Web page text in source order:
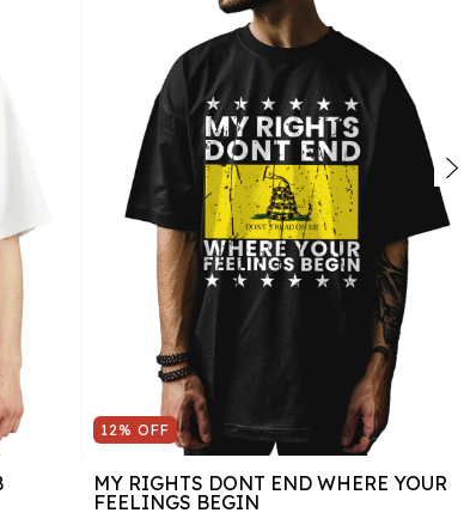
12%OFF
MY RIGHTS DONT END WHERE YOUR
FEELINGS BEGIN